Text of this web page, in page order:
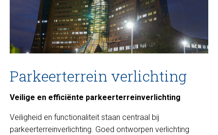
Parkeerterrein verlichting
Veilige en efficiënte parkeerterreinverlichting
Veiligheid en functionaliteit staan centraal bij
parkeerterreinverlichting. Goed ontworpen verlichting